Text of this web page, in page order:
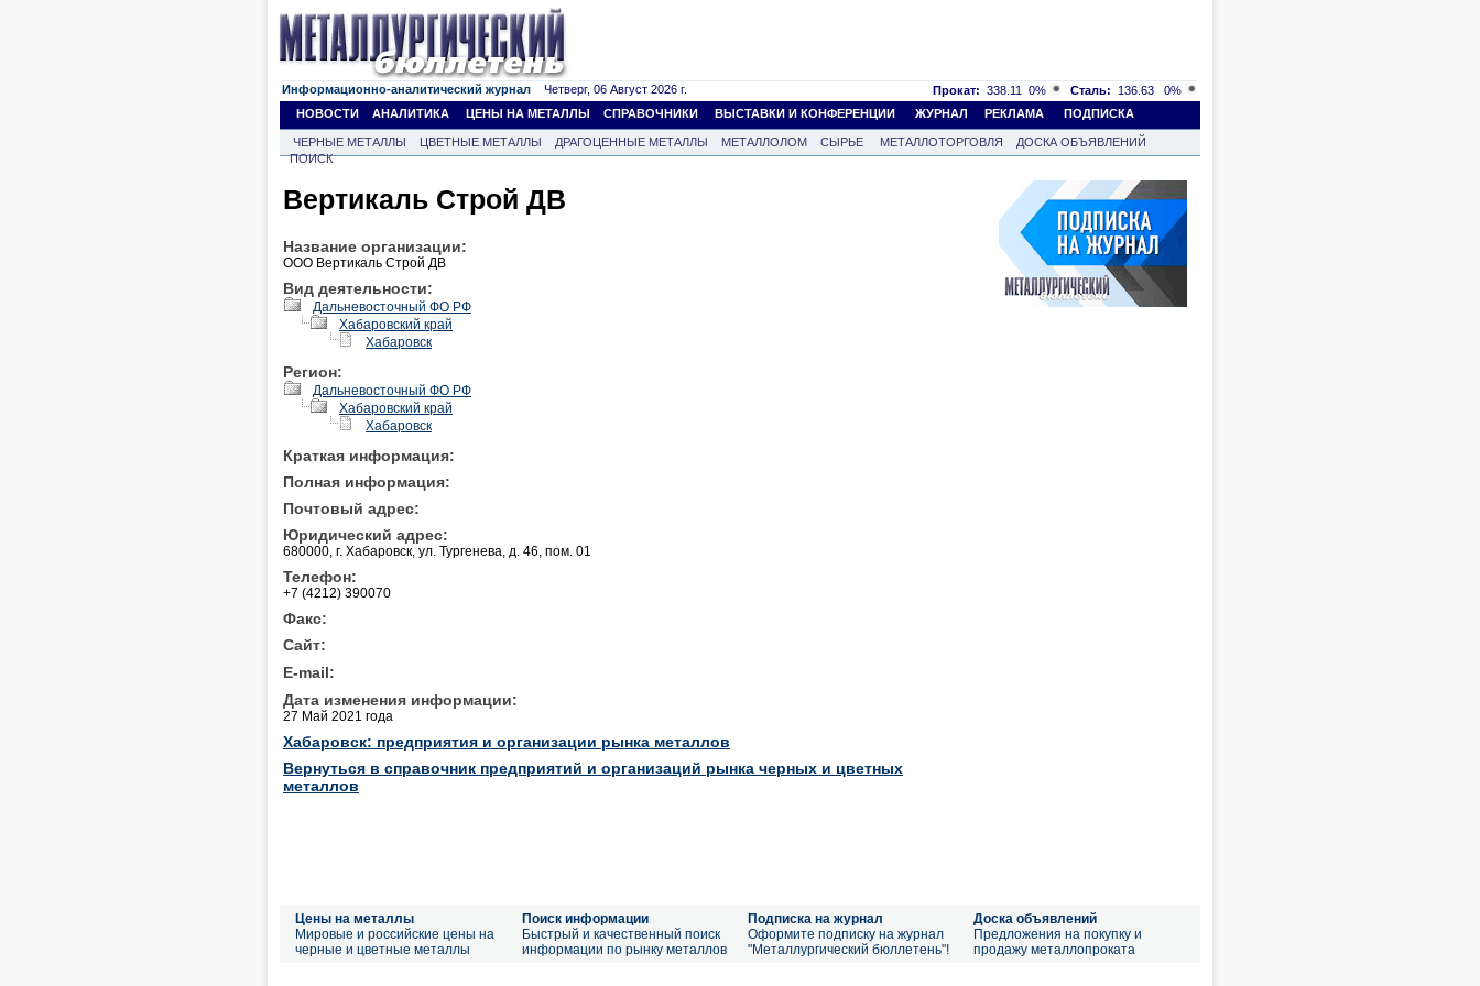
Информационно-аналитический журнал Четверг, 06 Август 2026 г. Прокат: 338.11 0% Сталь: 136.63
0%
НОВОСТИ
АНАЛИТИКА ЦЕНЫ НА МЕТАЛЛЫ СПРАВОЧНИКИ ВЫСТАВКИ И КОНФЕРЕНЦИИ ЖУРНАЛ РЕКЛАМА ПОДПИСКА
ЧЕРНЫЕ МЕТАЛЛЫ ЦВЕТНЫЕ МЕТАЛЛЫ ДРАГОЦЕННЫЕ МЕТАЛЛЫ МЕТАЛЛОЛОМ СЫРЬЕ МЕТАЛЛОТОРГОВЛЯ
ДОСКА ОБЪЯВЛЕНИЙ
ПОИСК
Вертикаль Строй ДВ
Название организации:
ООО Вертикаль Строй ДВ
Вид деятельности:
Дальневосточный ФО РФ
Хабаровский край
Хабаровск
Регион:
Дальневосточный ФО РФ
Хабаровский край
Хабаровск
Краткая информация:
Полная информация:
Почтовый адрес:
Юридический адрес:
680000, г. Хабаровск, ул. Тургенева, д. 46, пом. 01
Телефон:
+7 (4212) 390070
Факс:
Сайт:
E-mail:
Дата изменения информации:
27 Май 2021 года
Хабаровск: предприятия и организации рынка металлов
Вернуться в справочник предприятий и организаций рынка черных и цветных
металлов
Цены на металлы
Мировые и российские цены на
черные и цветные металлы
Поиск информации
Быстрый и качественный поиск
информации по рынку металлов
Подписка на журнал
Оформите подписку на журнал
"Металлургический бюллетень"!
Доска объявлений
Предложения на покупку и
продажу металлопроката